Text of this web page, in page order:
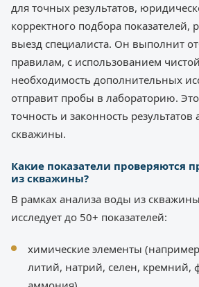
для точных результатов,
корректного подбора показателей,
выезд специалиста. Он выполнит
правилам, с использованием
необходимость дополнительных
отправит пробы в лабораторию.
точность и законность
скважины.
Какие показатели проверяются
из скважины?
В рамках анализа воды из
исследует до 50+ показателей:
химические элементы
литий, натрий, селен, кремний,